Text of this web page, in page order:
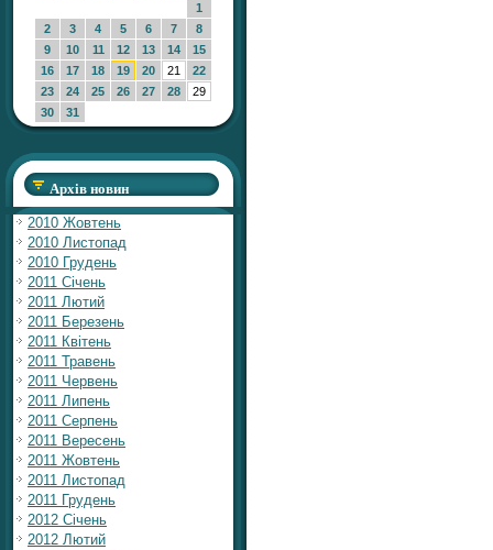
1
2
3 4 5 6 7
8
9
10 11 12 13 14
15
16
17 18 19 20 21
22
23
24 25 26 27 28
29
30
31
Архів новин
2010 Жовтень
2010 Листопад
2010 Грудень
2011 Січень
2011 Лютий
2011 Березень
2011 Квітень
2011 Травень
2011 Червень
2011 Липень
2011 Серпень
2011 Вересень
2011 Жовтень
2011 Листопад
2011 Грудень
2012 Січень
2012 Лютий